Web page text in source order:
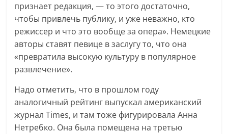
признает редакция, — то этого достаточно,
чтобы привлечь публику, и уже неважно, кто
режиссер и что это вообще за опера». Немецкие
авторы ставят певице в заслугу то, что она
«превратила высокую культуру в популярное
развлечение».
Надо отметить, что в прошлом году
аналогичный рейтинг выпускал американский
журнал Times, и там тоже фигурировала Анна
Нетребко. Она была помещена на третью